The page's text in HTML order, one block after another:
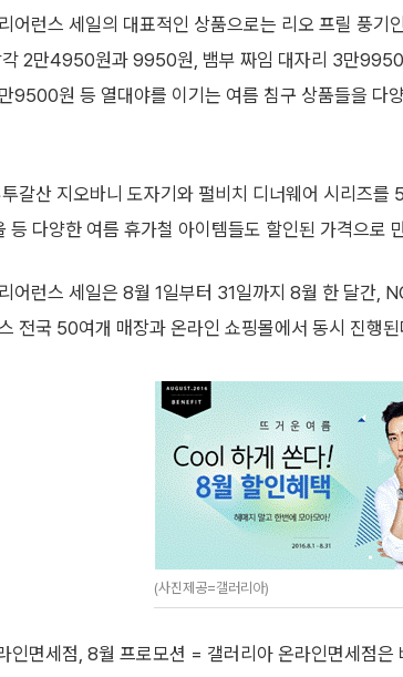
어런스 세일의 대표적인 상품으로는 리오 프릴 풍기
각 2만4950원과 9950원, 뱀부 짜임 대자리 3만
9500원 등 열대야를 이기는 여름 침구 상품들을 다
갈산 지오바니 도자기와 펄비치 디너웨어 시리즈
등 다양한 여름 휴가철 아이템들도 할인된 가격으로
어런스 세일은 8월 1일부터 31일까지 8월 한 달간,
전국 50여개 매장과 온라인 쇼핑몰에서 동시 진행된
(사진제공=갤러리아)
면세점, 8월 프로모션 = 갤러리아 온라인면세점은